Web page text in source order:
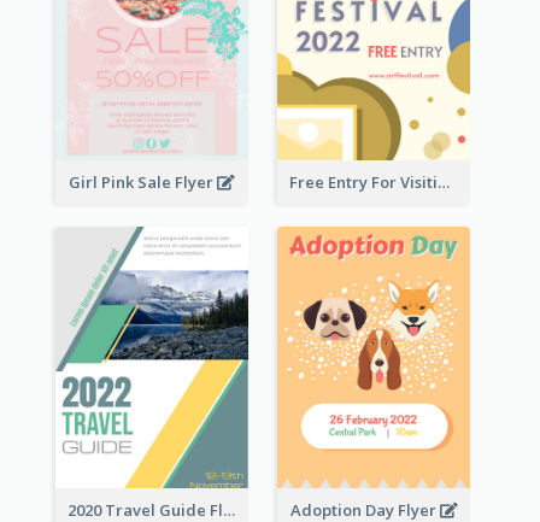
Girl Pink Sale Flyer Free Entry For Visiting Art Fest Flyer
2020 Travel Guide Flyer Adoption Day Flyer